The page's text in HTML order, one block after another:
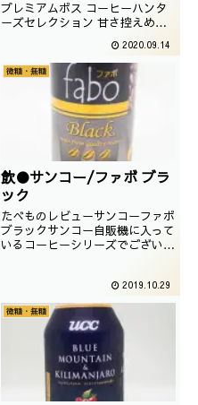
2/4901777320802
プレミアムボス コーヒーハンタ
ーズセレクション 甘さ控えめ以
介しましたが、今回は缶タイプで
ございます。お値段もぐっとお買
い得です。飲食日2020/05/02執
筆日2020/05/09購入場所埼玉県
原産国日本価格88円点数
2020.09.14
微糖・無糖
飲●サンコー/ファボ ブラ
ック
たべものレビューサンコーファボ
ブラックサンコー自販機に入って
いるコーヒーシリーズでございま
2019.10.29
微糖・無糖